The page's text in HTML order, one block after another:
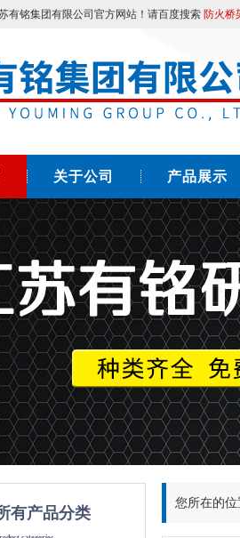
有铭集团有限公司官方网站！请百度搜索 防火桥
关于公司 产品展示
有产品分类
您所在的位